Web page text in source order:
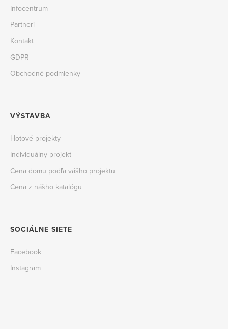
Infocentrum
Partneri
Kontakt
GDPR
Obchodné podmienky
VÝSTAVBA
Hotové projekty
Individuálny projekt
Cena domu podľa vášho projektu
Cena z nášho katalógu
SOCIÁLNE SIETE
Facebook
Instagram